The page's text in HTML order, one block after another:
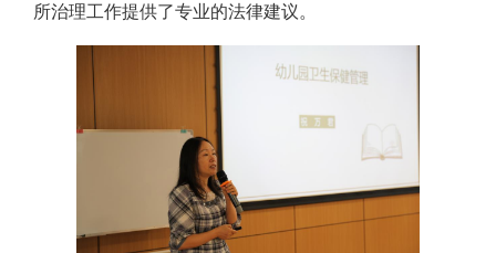
所治理工作提供了专业的法律建议。